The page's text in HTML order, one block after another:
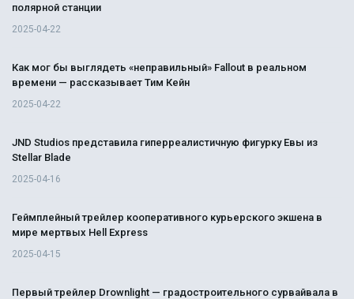
полярной станции
2025-04-22
Как мог бы выглядеть «неправильный» Fallout в реальном
времени — рассказывает Тим Кейн
2025-04-22
JND Studios представила гиперреалистичную фигурку Евы из
Stellar Blade
2025-04-16
Геймплейный трейлер кооперативного курьерского экшена в
мире мертвых Hell Express
2025-04-15
Первый трейлер Drownlight — градостроительного сурвайвала в